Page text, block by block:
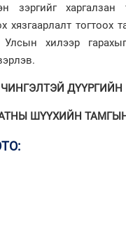
зэргийг
тогтоох
хилээр гарахыг
ЧИНГЭЛТЭЙ ДҮҮРГИЙН
ШҮҮХИЙН